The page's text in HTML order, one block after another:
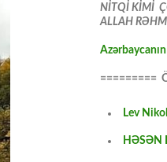
NİTQİ KİMİ
ALLAH
=========
Lev
HƏSƏN